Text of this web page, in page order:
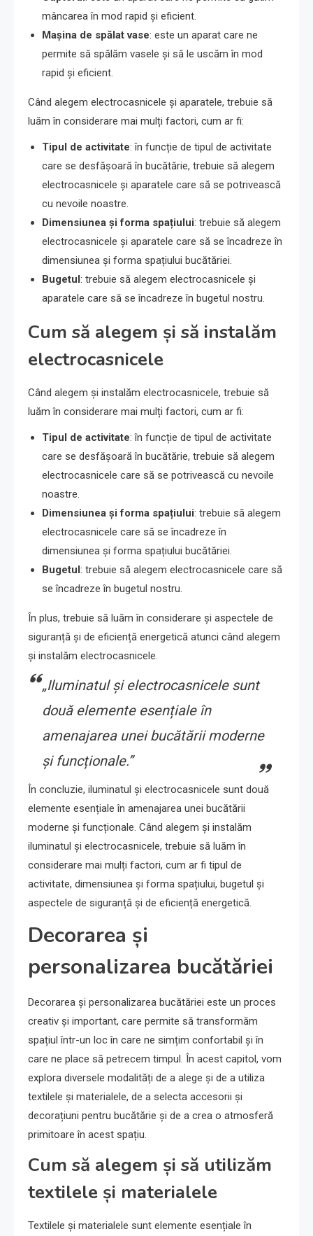
mâncarea în mod rapid și eficient.
Mașina de spălat vase: este un aparat care ne
permite să spălăm vasele și să le uscăm în mod
rapid și eficient.
Când alegem electrocasnicele și aparatele, trebuie să
luăm în considerare mai mulți factori, cum ar fi:
Tipul de activitate: în funcție de tipul de activitate
care se desfășoară în bucătărie, trebuie să alegem
electrocasnicele și aparatele care să se potrivească
cu nevoile noastre.
Dimensiunea și forma spațiului: trebuie să alegem
electrocasnicele și aparatele care să se încadreze în
dimensiunea și forma spațiului bucătăriei.
Bugetul : trebuie să alegem electrocasnicele și
aparatele care să se încadreze în bugetul nostru.
Cum să alegem și să instalăm
electrocasnicele
Când alegem și instalăm electrocasnicele, trebuie să
luăm în considerare mai mulți factori, cum ar fi:
Tipul de activitate: în funcție de tipul de activitate
care se desfășoară în bucătărie, trebuie să alegem
electrocasnicele care să se potrivească cu nevoile
noastre.
Dimensiunea și forma spațiului: trebuie să alegem
electrocasnicele care să se încadreze în
dimensiunea și forma spațiului bucătăriei.
Bugetul : trebuie să alegem electrocasnicele care să
se încadreze în bugetul nostru.
În plus, trebuie să luăm în considerare și aspectele de
siguranță și de eficiență energetică atunci când alegem
și instalăm electrocasnicele.
„Iluminatul și electrocasnicele sunt
două elemente esențiale în
amenajarea unei bucătării moderne
și funcționale.”
În concluzie, iluminatul și electrocasnicele sunt două
elemente esențiale în amenajarea unei bucătării
moderne și funcționale. Când alegem și instalăm
iluminatul și electrocasnicele, trebuie să luăm în
considerare mai mulți factori, cum ar fi tipul de
activitate, dimensiunea și forma spațiului, bugetul și
aspectele de siguranță și de eficiență energetică.
Decorarea și
personalizarea bucătăriei
Decorarea și personalizarea bucătăriei este un proces
creativ și important, care permite să transformăm
spațiul într-un loc în care ne simțim confortabil și în
care ne place să petrecem timpul. În acest capitol, vom
explora diversele modalități de a alege și de a utiliza
textilele și materialele, de a selecta accesorii și
decorațiuni pentru bucătărie și de a crea o atmosferă
primitoare în acest spațiu.
Cum să alegem și să utilizăm
textilele și materialele
Textilele și materialele sunt elemente esențiale în